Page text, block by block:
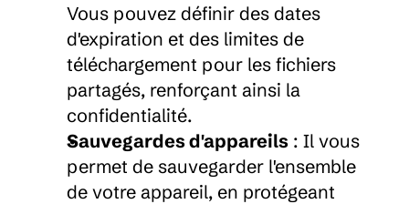
Vous pouvez définir des dates
d'expiration et des limites de
téléchargement pour les fichiers
partagés, renforçant ainsi la
confidentialité.
Sauvegardes d'appareils : Il vous
permet de sauvegarder l'ensemble
de votre appareil, en protégeant